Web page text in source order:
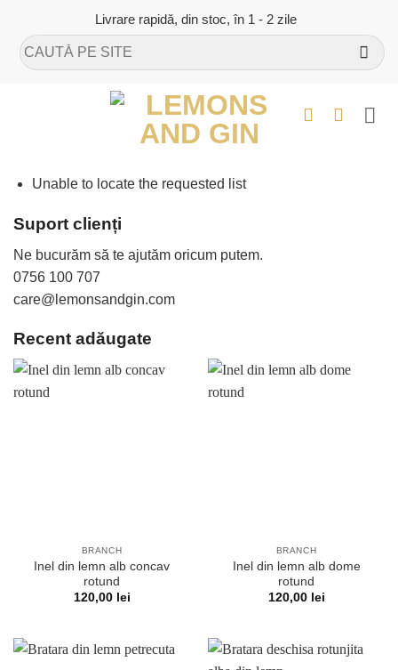
content
Livrare rapidă, din stoc, în 1 - 2 zile
Caută
după:
Unable to locate the requested list
Suport clienți
Ne bucurăm să te ajutăm oricum putem.
0756 100 707
care@lemonsandgin.com
Recent adăugate
BRANCH
Inel din lemn alb concav
rotund
120,00 lei
BRANCH
Inel din lemn alb dome
rotund
120,00 lei